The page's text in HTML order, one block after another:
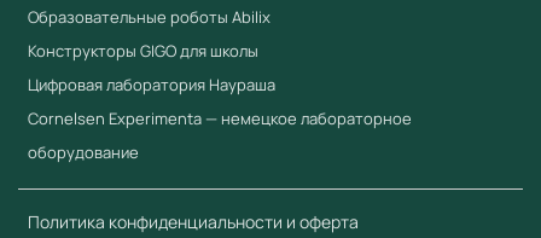
Варианты основных
стилей линий
Возможность
распознавания
рукописного ввода
Наличие
Возможность
выполнять заливку Наличие
Образовательные роботы Abilix
Конструкторы GIGO для школы
Цифровая лаборатория Наураша
Cornelsen Experimenta — немецкое лабораторное
оборудование
Политика конфиденциальности и оферта